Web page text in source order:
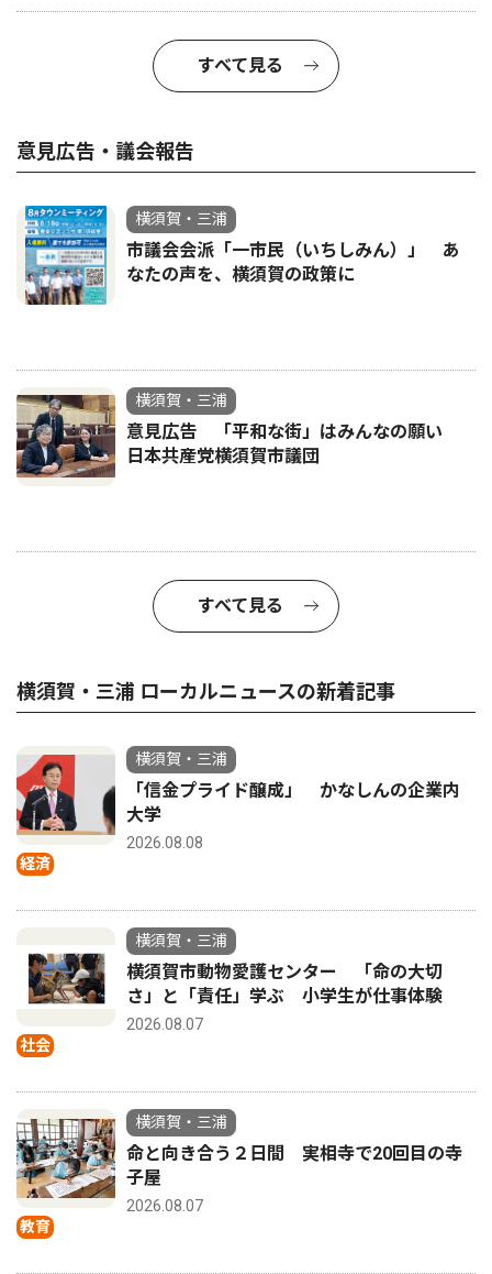
すべて見る
意見広告・議会報告
横須賀・三浦
市議会会派「一市民（いちしみん）」 あ
なたの声を、横須賀の政策に
横須賀・三浦
意見広告 「平和な街」はみんなの願い
日本共産党横須賀市議団
すべて見る
横須賀・三浦 ローカルニュースの新着記事
経済
横須賀・三浦
「信金プライド醸成」 かなしんの企業内
大学
2026.08.08
社会
横須賀・三浦
横須賀市動物愛護センター 「命の大切
さ」と「責任」学ぶ 小学生が仕事体験
2026.08.07
教育
横須賀・三浦
命と向き合う２日間 実相寺で20回目の寺
子屋
2026.08.07